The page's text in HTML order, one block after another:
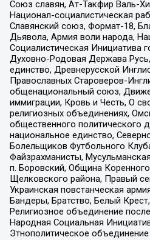
Союз славян, Ат-Такфир Валь-
Национал-социалистическая
Славянский союз, Формат-18,
Дьявола, Армия воли народа,
Социалистическая Инициатива
Духовно-Родовая Держава
единство, Древнерусской
Православных Староверов-
общенациональный союз,
иммиграции, Кровь и Честь, О
религиозных объединениях,
общественного политического
национальное единство,
Болельщиков Футбольного
Файзрахманисты,
п. Боровский, Община
Щелковского района, Правый
Украинская повстанческая
Бандеры, Братство, Белый
Религиозное объединение
Народная Социальная
Этнополитическое